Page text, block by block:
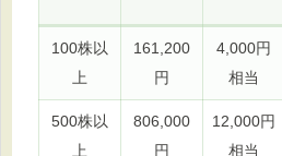
100株以
上
161,200
円
4,000円
相当
500株以
上
806,000
円
12,000円
相当